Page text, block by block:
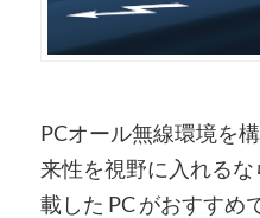
PCオール無線環境を
来性を視野に入れる
載した PC がおすすめ